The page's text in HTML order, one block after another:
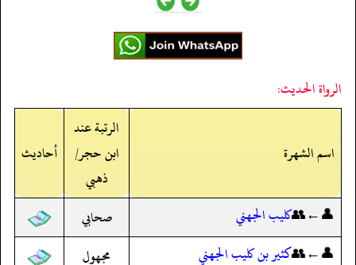
الرواة الحديث:
اسم الشهرة
الرتبة عند
ابن حجر/
ذهبي
أحاديث
👤←👥كليب الجهني
صحابي
👤←👥كثير بن كليب الجهني مجهول